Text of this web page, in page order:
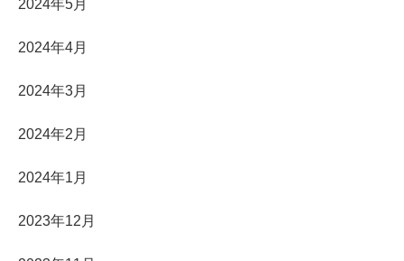
2024年5月
2024年4月
2024年3月
2024年2月
2024年1月
2023年12月